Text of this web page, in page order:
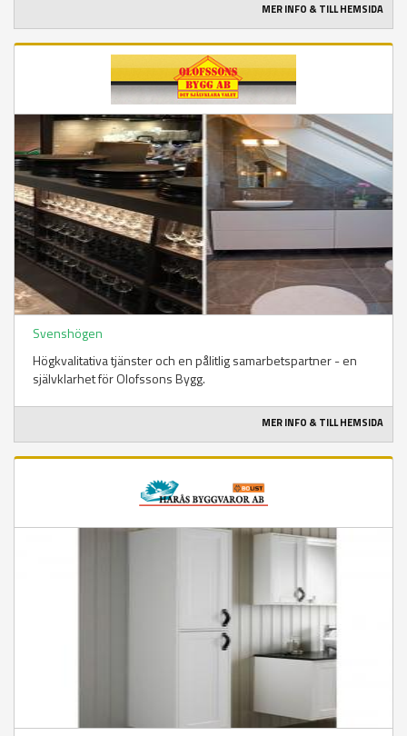
MER INFO & TILL HEMSIDA
Svenshögen
Högkvalitativa tjänster och en pålitlig samarbetspartner - en
självklarhet för Olofssons Bygg.
MER INFO & TILL HEMSIDA